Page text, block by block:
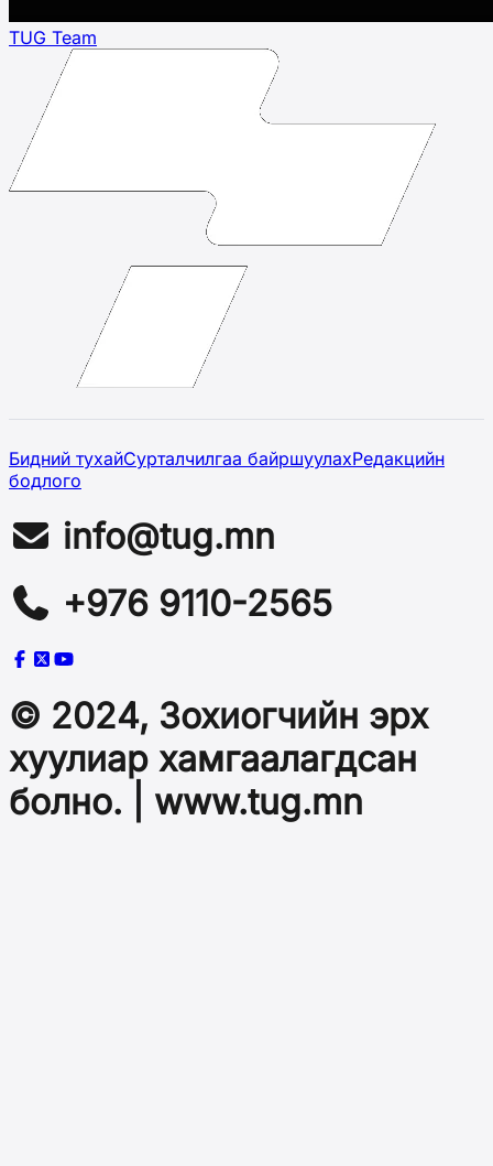
TUG Team
Бидний тухайСурталчилгаа байршуулахРедакцийн
бодлого
info@tug.mn
+976 9110-2565
© 2024, Зохиогчийн эрх
хуулиар хамгаалагдсан
болно. | www.tug.mn